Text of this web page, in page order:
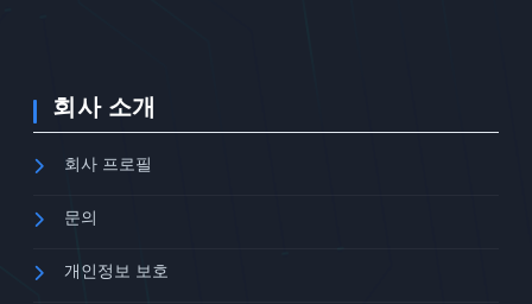
회사 소개
회사 프로필
문의
개인정보 보호